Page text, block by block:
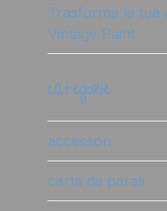
Trasforma la tua
Vintage Paint
categorie
accessori
carta da parati